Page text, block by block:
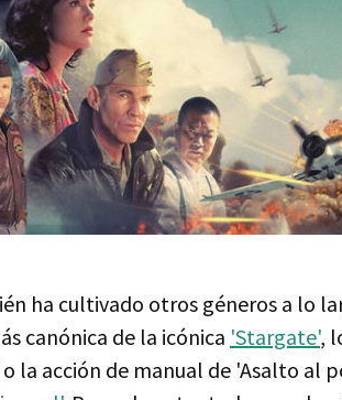
ha cultivado otros géneros a lo
canónica de la icónica 'Stargate',
la acción de manual de 'Asalto al